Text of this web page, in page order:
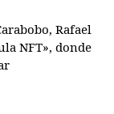
Rafael
NFT», donde